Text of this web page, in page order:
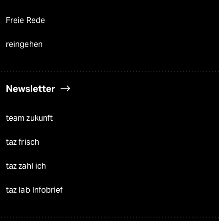
Freie Rede
reingehen
Newsletter
team zukunft
taz frisch
taz zahl ich
taz lab Infobrief